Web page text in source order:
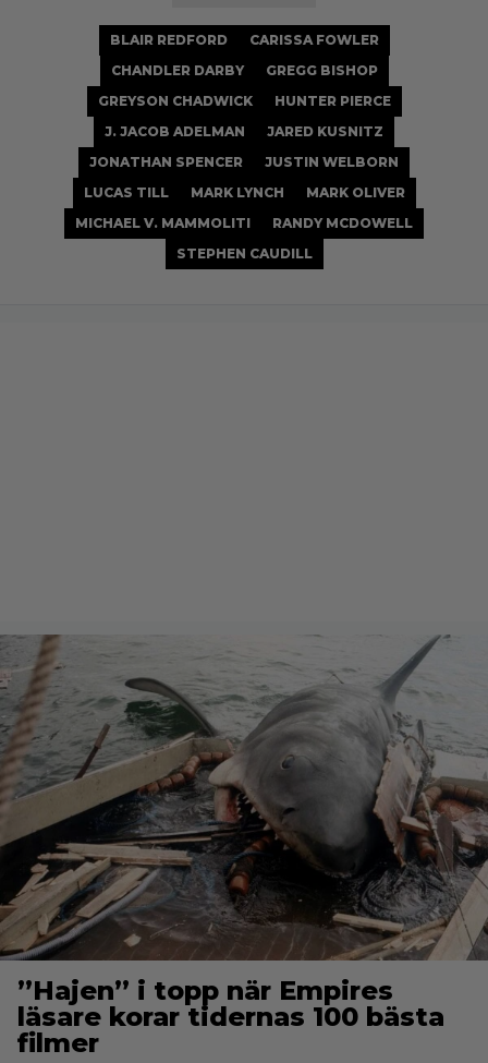
BLAIR REDFORD
CARISSA FOWLER
CHANDLER DARBY
GREGG BISHOP
GREYSON CHADWICK
HUNTER PIERCE
J. JACOB ADELMAN
JARED KUSNITZ
JONATHAN SPENCER
JUSTIN WELBORN
LUCAS TILL
MARK LYNCH
MARK OLIVER
MICHAEL V. MAMMOLITI
RANDY MCDOWELL
STEPHEN CAUDILL
”Hajen” i topp när Empires
läsare korar tidernas 100 bästa
filmer